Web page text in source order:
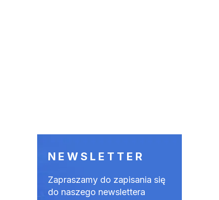
NEWSLETTER
Zapraszamy do zapisania się
do naszego newslettera